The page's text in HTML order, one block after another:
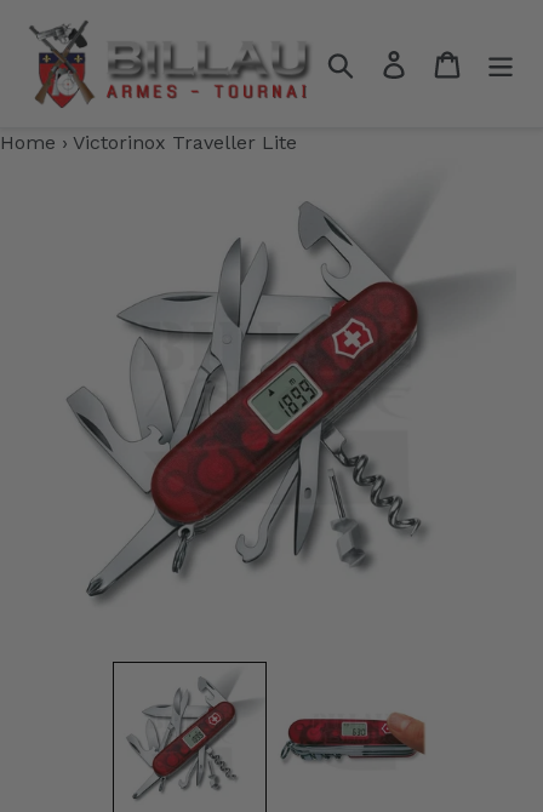
contenu
RechercherSe connecter
Panier
Home › Victorinox Traveller Lite